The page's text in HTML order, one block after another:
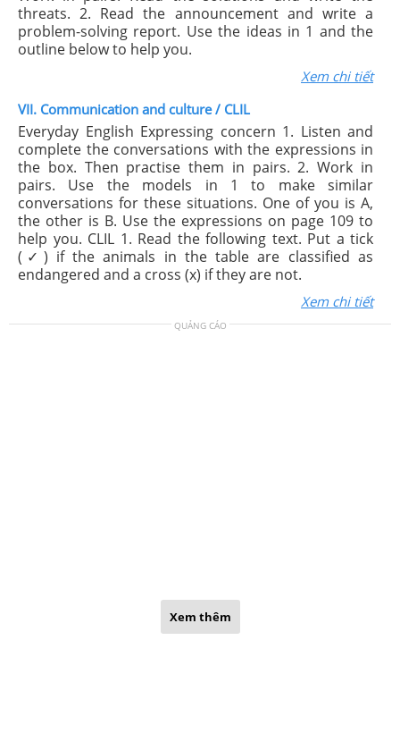
threats. 2. Read the announcement and write a
problem-solving report. Use the ideas in 1 and the
outline below to help you.
Xem chi tiết
VII. Communication and culture / CLIL
Everyday English Expressing concern 1. Listen and
complete the conversations with the expressions in
the box. Then practise them in pairs. 2. Work in
pairs. Use the models in 1 to make similar
conversations for these situations. One of you is A,
the other is B. Use the expressions on page 109 to
help you. CLIL 1. Read the following text. Put a tick
(✓) if the animals in the table are classified as
endangered and a cross (x) if they are not.
Xem chi tiết
QUẢNG CÁO
Xem thêm